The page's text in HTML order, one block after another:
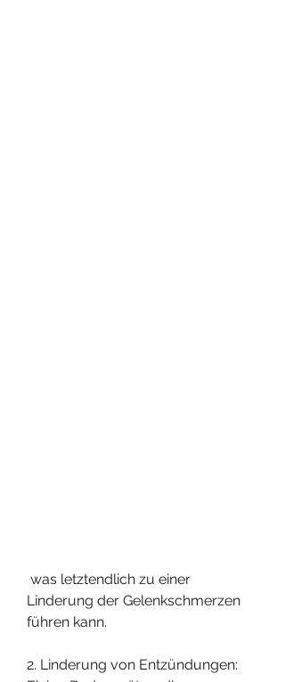
Linderung der Gelenkschmerzen
führen kann.
2. Linderung von Entzündungen: